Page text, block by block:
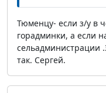
Тюменцу- если з/у в
горадминки, а если
сельадминистрации
так. Сергей.